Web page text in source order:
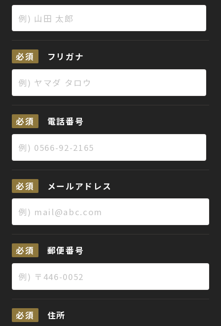
必須 フリガナ
必須 電話番号
必須 メールアドレス
必須 郵便番号
必須 住所